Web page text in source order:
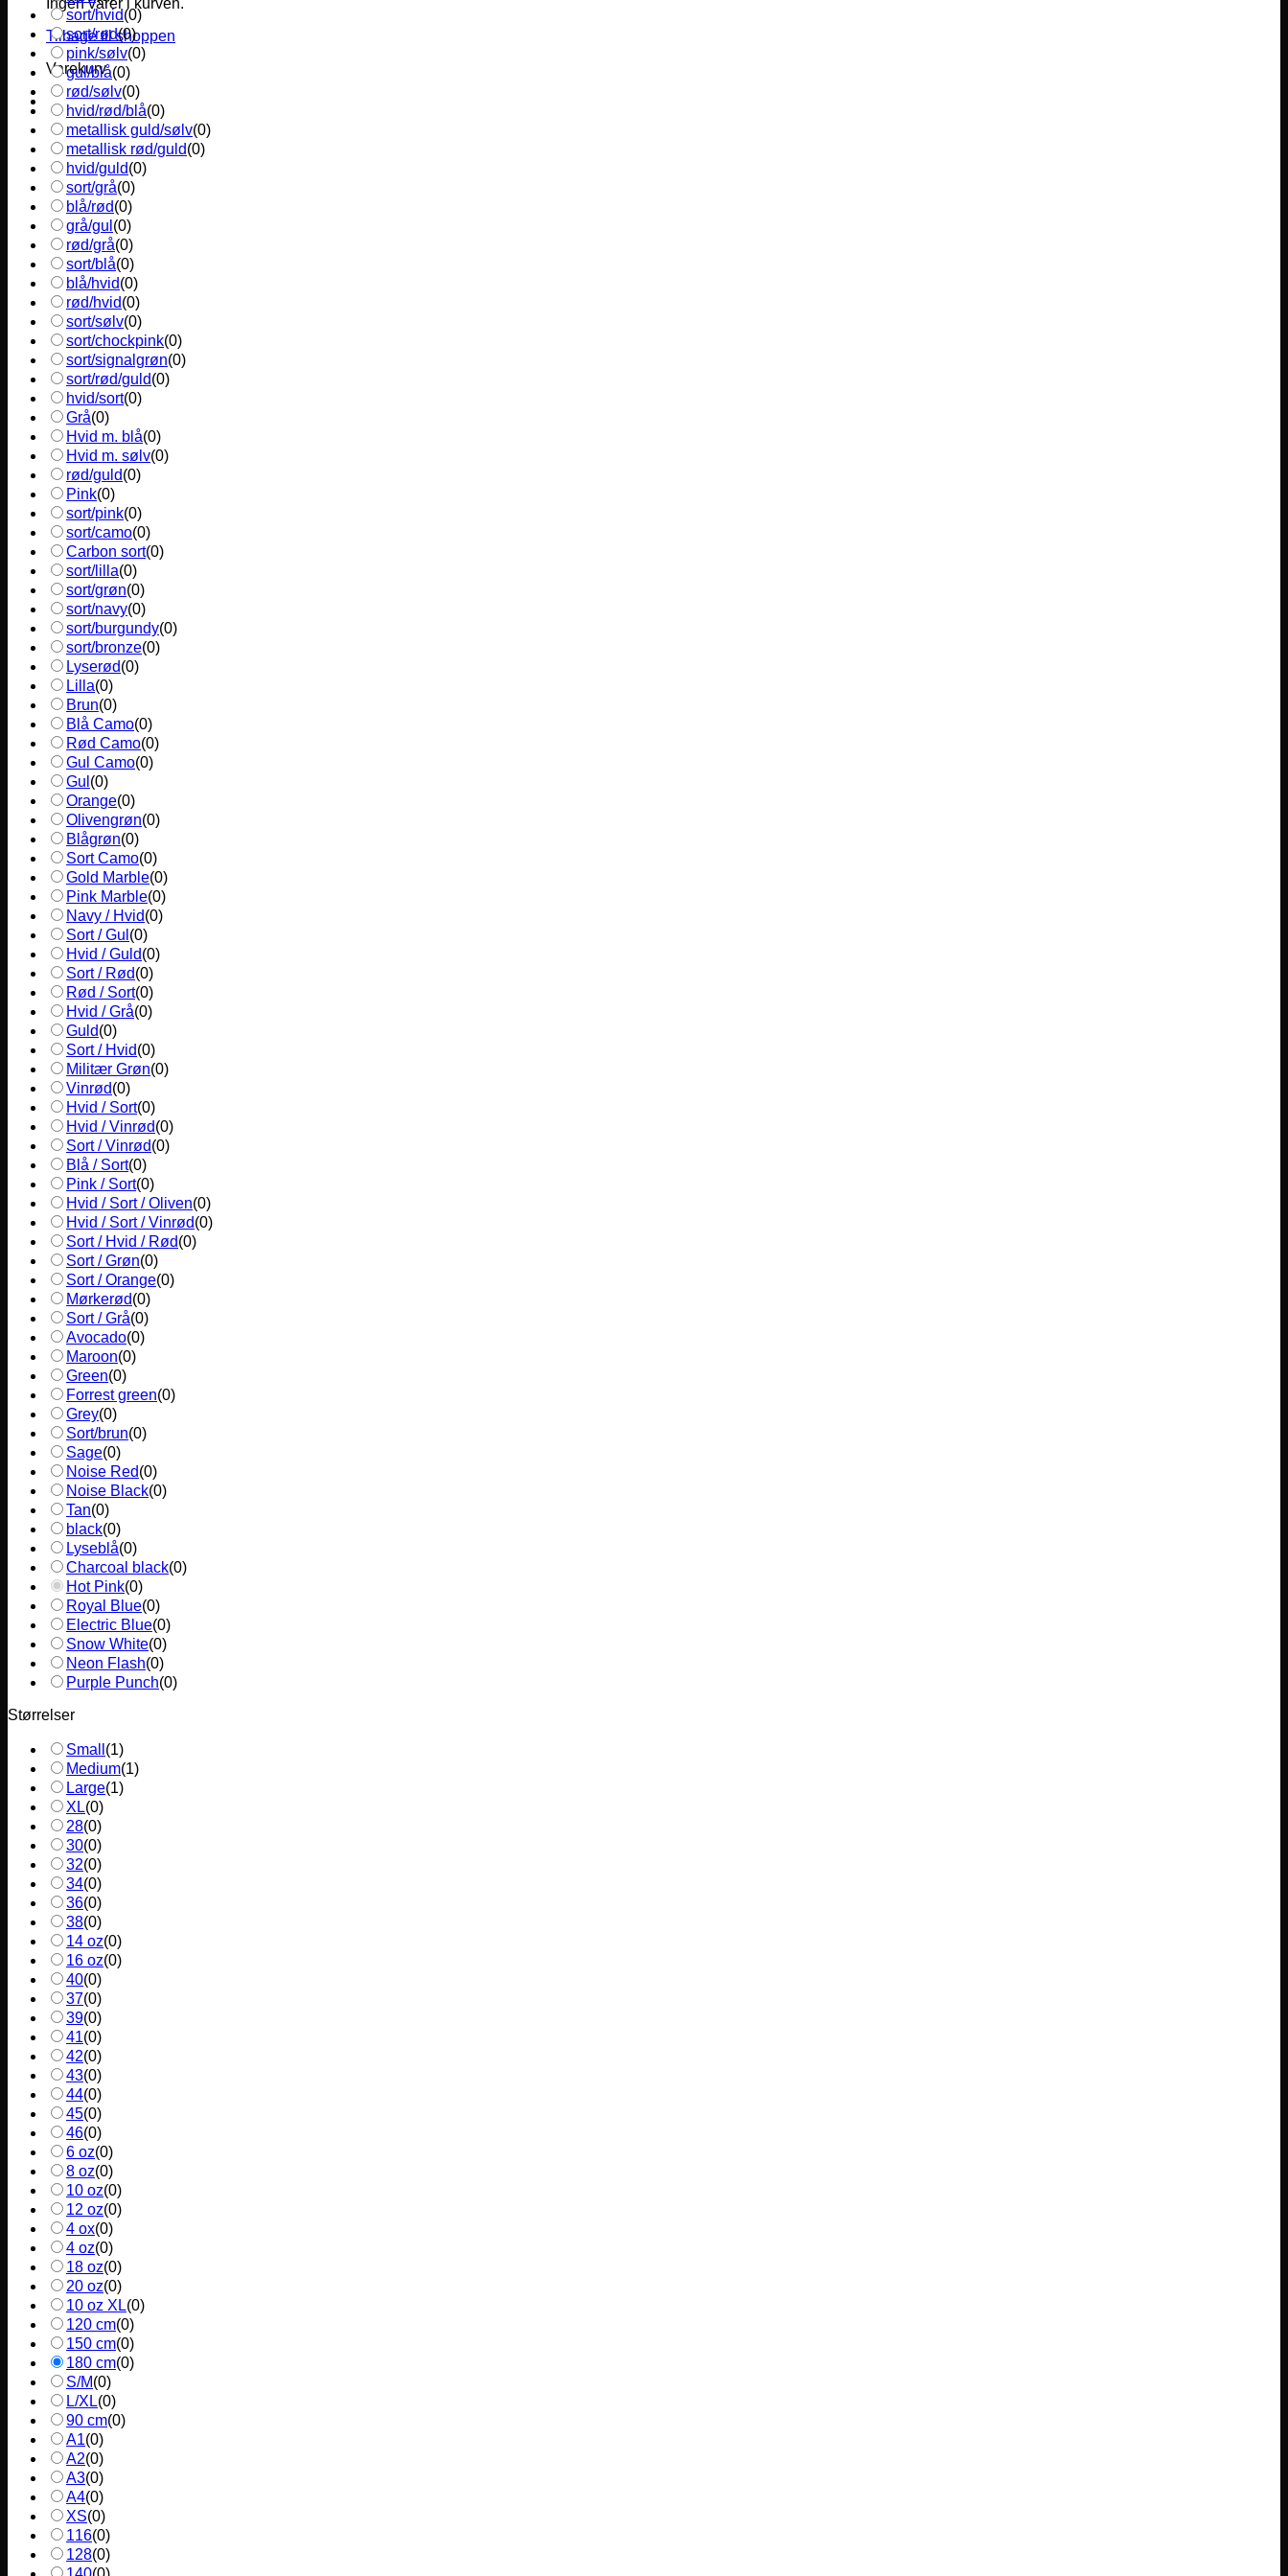
Ingen varer i kurven.
Tilbage til shoppen
Varekurv
sort/hvid(0)
sort/rød(0)
pink/sølv(0)
gul/blå(0)
rød/sølv(0)
hvid/rød/blå(0)
metallisk guld/sølv(0)
metallisk rød/guld(0)
hvid/guld(0)
sort/grå(0)
blå/rød(0)
grå/gul (0)
rød/grå(0)
sort/blå(0)
blå/hvid(0)
rød/hvid(0)
sort/sølv(0)
sort/chockpink(0)
sort/signalgrøn(0)
sort/rød/guld(0)
hvid/sort(0)
Grå(0)
Hvid m. blå(0)
Hvid m. sølv(0)
rød/guld(0)
Pink(0)
sort/pink(0)
sort/camo(0)
Carbon sort(0)
sort/lilla(0)
sort/grøn(0)
sort/navy(0)
sort/burgundy(0)
sort/bronze(0)
Lyserød(0)
Lilla(0)
Brun(0)
Blå Camo(0)
Rød Camo(0)
Gul Camo(0)
Gul (0)
Orange(0)
Olivengrøn(0)
Blågrøn(0)
Sort Camo(0)
Gold Marble(0)
Pink Marble(0)
Navy / Hvid(0)
Sort / Gul (0)
Hvid / Guld(0)
Sort / Rød(0)
Rød / Sort(0)
Hvid / Grå(0)
Guld(0)
Sort / Hvid(0)
Militær Grøn(0)
Vinrød(0)
Hvid / Sort(0)
Hvid / Vinrød(0)
Sort / Vinrød(0)
Blå / Sort(0)
Pink / Sort(0)
Hvid / Sort / Oliven(0)
Hvid / Sort / Vinrød(0)
Sort / Hvid / Rød(0)
Sort / Grøn(0)
Sort / Orange(0)
Mørkerød(0)
Sort / Grå(0)
Avocado(0)
Maroon(0)
Green(0)
Forrest green(0)
Grey(0)
Sort/brun(0)
Sage(0)
Noise Red(0)
Noise Black(0)
Tan(0)
black(0)
Lyseblå(0)
Charcoal black(0)
Hot Pink(0)
Royal Blue(0)
Electric Blue(0)
Snow White(0)
Neon Flash(0)
Purple Punch(0)
Størrelser
Small (1)
Medium(1)
Large(1)
XL(0)
28(0)
30(0)
32(0)
34(0)
36(0)
38(0)
14 oz(0)
16 oz(0)
40(0)
37(0)
39(0)
41(0)
42(0)
43(0)
44(0)
45(0)
46(0)
6 oz(0)
8 oz(0)
10 oz(0)
12 oz(0)
4 ox(0)
4 oz(0)
18 oz(0)
20 oz(0)
10 oz XL(0)
120 cm(0)
150 cm(0)
180 cm(0)
S/M(0)
L/XL(0)
90 cm(0)
A1(0)
A2(0)
A3(0)
A4(0)
XS(0)
116(0)
128(0)